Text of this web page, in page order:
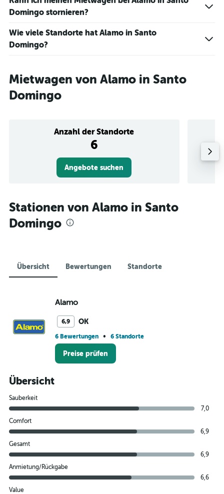
Domingo stornieren?
Wie viele Standorte hat Alamo in Santo
Domingo?
Mietwagen von Alamo in Santo
Domingo
Anzahl der Standorte
6
Angebote suchen
Stationen von Alamo in Santo
Domingo
Übersicht Bewertungen Standorte
Alamo
6,9 OK
6 Bewertungen • 6 Standorte
Preise prüfen
Übersicht
Sauberkeit
7,0
Comfort
6,9
Gesamt
6,9
Anmietung/Rückgabe
6,6
Value